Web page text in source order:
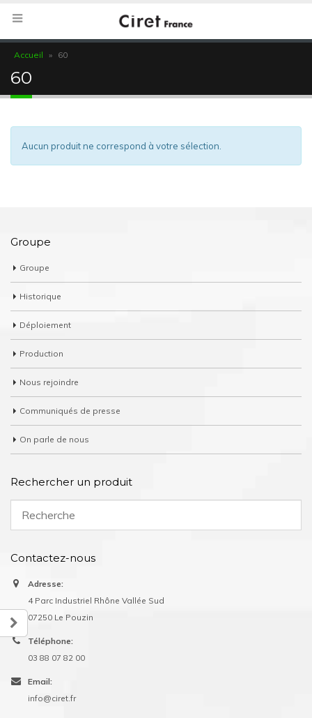
Accueil » 60
60
Aucun produit ne correspond à votre sélection.
Groupe
Groupe
Historique
Déploiement
Production
Nous rejoindre
Communiqués de presse
On parle de nous
Rechercher un produit
Contactez-nous
Adresse:
4 Parc Industriel Rhône Vallée Sud
07250 Le Pouzin
Téléphone:
03 88 07 82 00
Email:
info@ciret.fr